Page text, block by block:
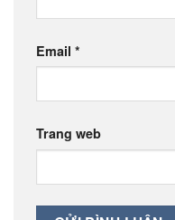
Email *
Trang web